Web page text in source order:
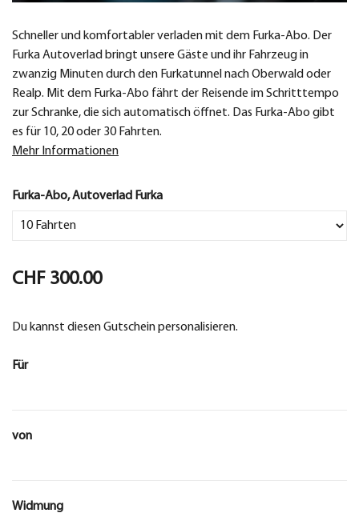
Schneller und komfortabler verladen mit dem Furka-Abo. Der
Furka Autoverlad bringt unsere Gäste und ihr Fahrzeug in
zwanzig Minuten durch den Furkatunnel nach Oberwald oder
Realp. Mit dem Furka-Abo fährt der Reisende im Schritttempo
zur Schranke, die sich automatisch öffnet. Das Furka-Abo gibt
es für 10, 20 oder 30 Fahrten.
Mehr Informationen
Furka-Abo, Autoverlad Furka
CHF 300.00
Du kannst diesen Gutschein personalisieren.
Für
von
Widmung